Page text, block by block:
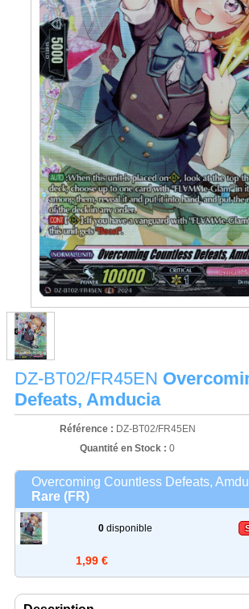
DZ-BT02/FR45EN
Defeats, Amducia
Référence : DZ-BT02/FR45EN
Quantité en Stock : 0
Overcoming Countless Defeats,
Rare (FR)
0 disponible
1,99 €